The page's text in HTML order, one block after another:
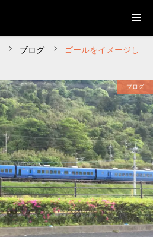
ブログ
ゴールをイメージし
ブログ